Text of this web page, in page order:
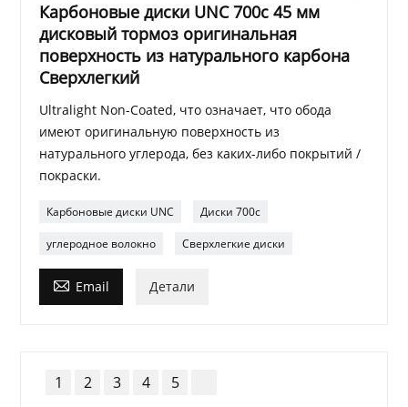
Карбоновые диски UNC 700c 45 мм
дисковый тормоз оригинальная
поверхность из натурального карбона
Сверхлегкий
Ultralight Non-Coated, что означает, что обода
имеют оригинальную поверхность из
натурального углерода, без каких-либо покрытий /
покраски.
Карбоновые диски UNC Диски 700c
углеродное волокно Сверхлегкие диски
 Email Детали
1 2 3 4 5